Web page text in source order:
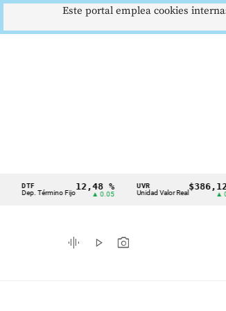
Cintillo
indicadores
económicos
Término Fijo
12,48 %
▲ 0.05
UVR
Unidad Valor Real
$386,1273
▲ 0.03
graphic_eq play_arrow photo_camera
Este portal emplea cookies